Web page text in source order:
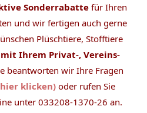
Sonderrabattefür Ihren
und wir fertigen auch gerne
Plüschtiere, Stofftiere
mit Ihrem Privat-, Vereins-
beantworten wir Ihre Fragen
klicken) oder rufen Sie
unter 033208-1370-26 an.